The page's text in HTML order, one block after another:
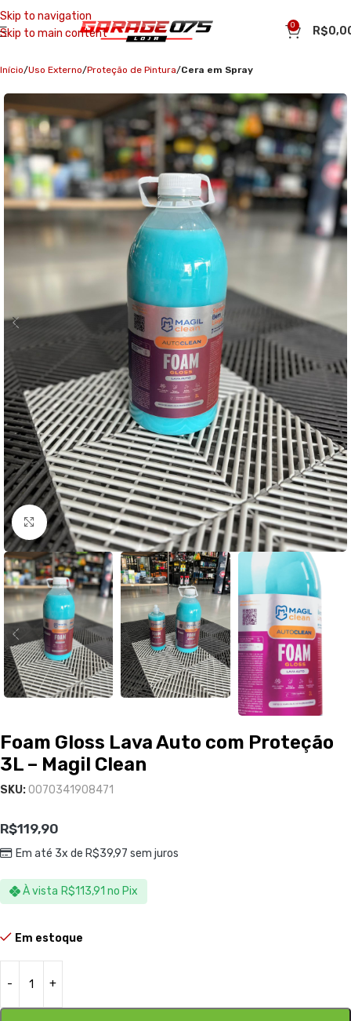
Skip to navigation
Skip to main content
0 R$
Início Uso Externo Proteção de Pintura Cera em Spray
Clique para ampliar
Foam Gloss Lava Auto com Proteção
3L – Magil Clean
SKU:0070341908471
R$119,90
Em até 3x de R$39,97 sem juros
À vista R$113,91 no Pix
Em estoque